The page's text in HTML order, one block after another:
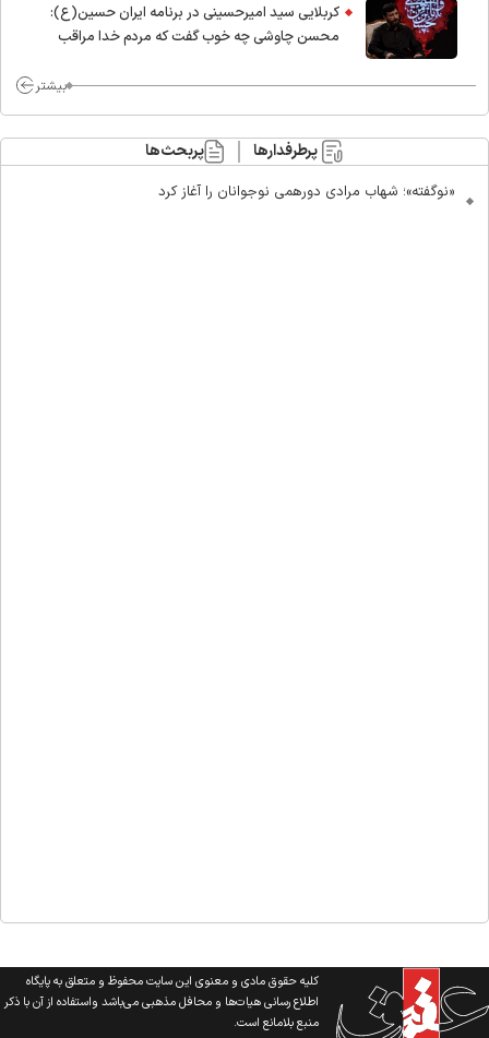
کربلایی سید امیر‌حسینی در برنامه ایران حسین(ع):
محسن چاوشی چه خوب گفت که مردم خدا مراقب
بیشتر
پرطرفدارها پربحث‌ها
«نوگفته»؛ شهاب مرادی دورهمی نوجوانان را آغاز کرد
کلیه حقوق مادی و معنوی این سایت محفوظ و متعلق به پایگاه
اطلاع رسانی هیات‌ها و محافل مذهبی می‌باشد واستفاده از آن با ذکر
منبع بلامانع است.